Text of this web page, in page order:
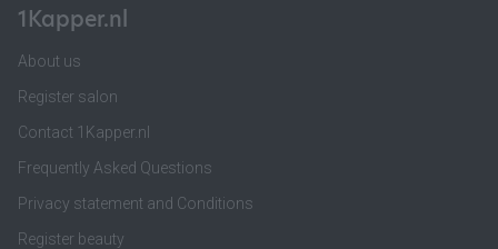
1Kapper.nl
About us
Register salon
Contact 1Kapper.nl
Frequently Asked Questions
Privacy statement and Conditions
Register beauty